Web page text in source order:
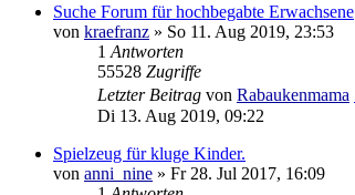
Suche Forum für hochbegabte Erwachsene
von kraefranz » So 11. Aug 2019, 23:53
1 Antworten
55528 Zugriffe
Letzter Beitrag von Rabaukenmama
Di 13. Aug 2019, 09:22
Spielzeug für kluge Kinder.
von anni_nine » Fr 28. Jul 2017, 16:09